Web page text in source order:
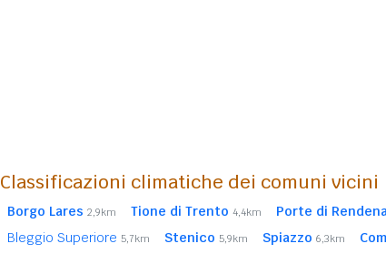
Classificazioni climatiche dei comuni vicini
Borgo Lares 2,9km Tione di Trento 4,4km Porte di
Bleggio Superiore 5,7km Stenico 5,9km Spiazzo 6,3km